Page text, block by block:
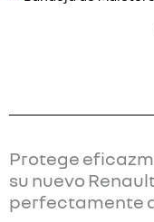
Protege
su nuevo
perfectamente